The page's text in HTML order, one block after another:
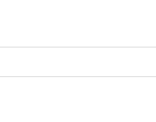
，プライバシーにかかわるこ
じゃないのに…
わないままでいいの？
…